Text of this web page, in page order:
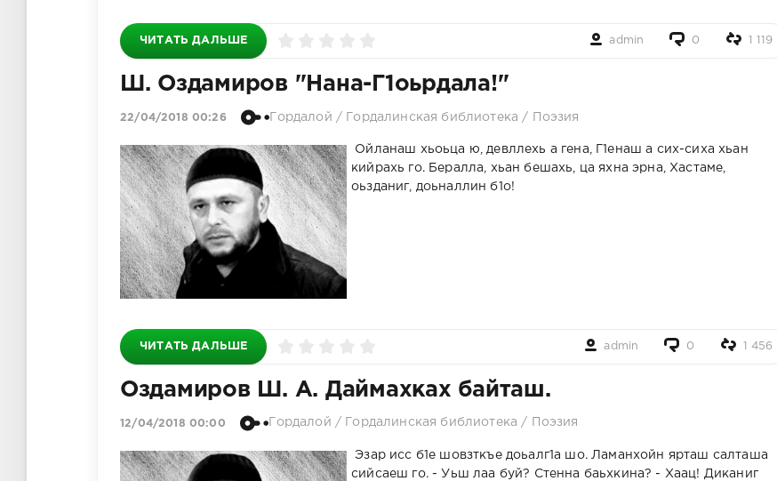
ЧИТАТЬ ДАЛЬШЕ admin 0 1 119
Ш. Оздамиров "Нана-Г1оьрдала!"
22/04/2018 00:26 Гордалой / Гордалинская библиотека / Поэзия
Ойланаш хьоьца ю, девллехь а гена, Г1енаш а сих-сиха хьан
кийрахь го. Бералла, хьан бешахь, ца яхна эрна, Хастаме,
оьзданиг, доьналлин б1о!
ЧИТАТЬ ДАЛЬШЕ admin 0 1 456
Оздамиров Ш. А. Даймахках байташ.
12/04/2018 00:00 Гордалой / Гордалинская библиотека / Поэзия
Эзар исс б1е шовзткъе доьалг1а шо. Ламанхойн ярташ салташа
сийсаеш го. - Уьш лаа буй? Стенна баьхкина? - Хаац! Диканиг
Баса-
Г1оьрдалара
Ведант1ера
кешнаш
(Г1оьрдала)
Г1оьрдала - 1
(Кешнаш.